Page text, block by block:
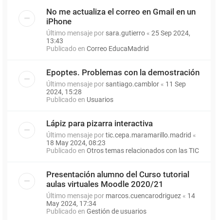
No me actualiza el correo en Gmail en un
iPhone
Último mensaje por sara.gutierro « 25 Sep 2024,
13:43
Publicado en Correo EducaMadrid
Epoptes. Problemas con la demostración
Último mensaje por santiago.camblor « 11 Sep
2024, 15:28
Publicado en Usuarios
Lápiz para pizarra interactiva
Último mensaje portic.cepa.maramarillo.madrid «
18 May 2024, 08:23
Publicado en Otros temas relacionados con las TIC
Presentación alumno del Curso tutorial
aulas virtuales Moodle 2020/21
Último mensaje por marcos.cuencarodriguez « 14
May 2024, 17:34
Publicado en Gestión de usuarios